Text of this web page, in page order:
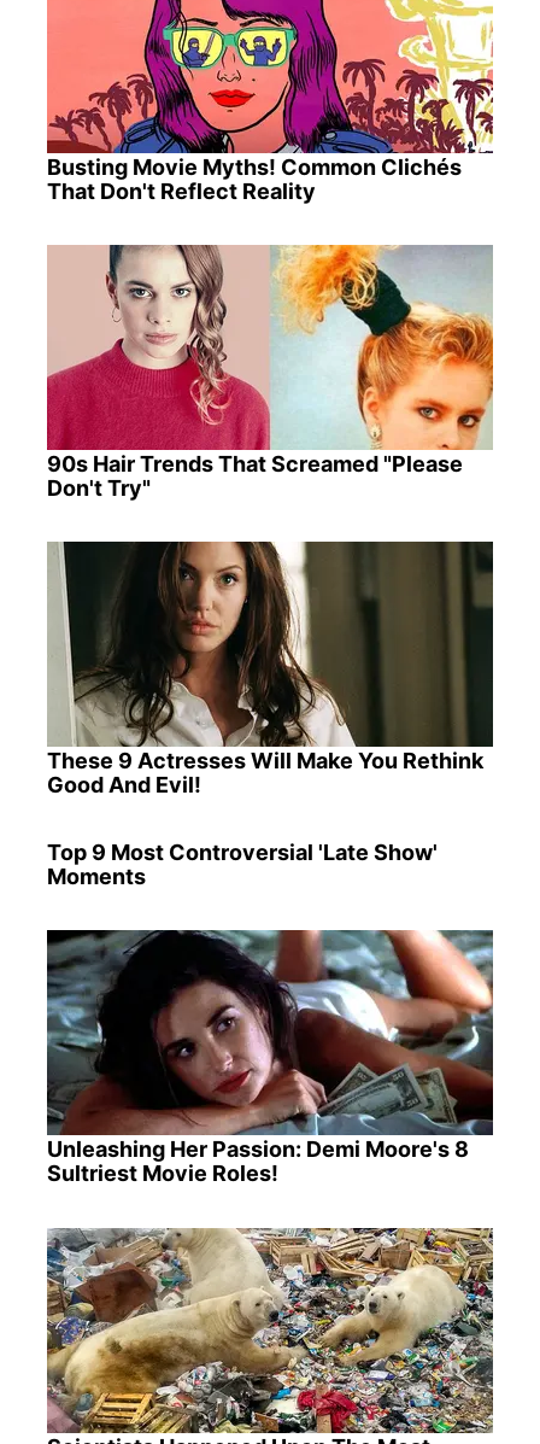
Busting Movie Myths! Common Clichés
That Don't Reflect Reality
90s Hair Trends That Screamed "Please
Don't Try"
These 9 Actresses Will Make You Rethink
Good And Evil!
Top 9 Most Controversial 'Late Show'
Moments
Unleashing Her Passion: Demi Moore's 8
Sultriest Movie Roles!